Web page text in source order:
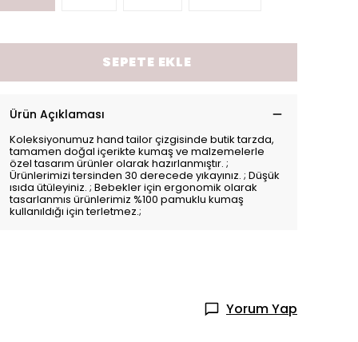
SEPETE EKLE
Ürün Açıklaması
Koleksiyonumuz hand tailor çizgisinde butik tarzda,
tamamen doğal içerikte kumaş ve malzemelerle
özel tasarım ürünler olarak hazırlanmıştır. ;
Ürünlerimizi tersinden 30 derecede yıkayınız. ; Düşük
ısıda ütüleyiniz. ; Bebekler için ergonomik olarak
tasarlanmıs ürünlerimiz %100 pamuklu kumaş
kullanıldığı için terletmez.;
Yorum Yap